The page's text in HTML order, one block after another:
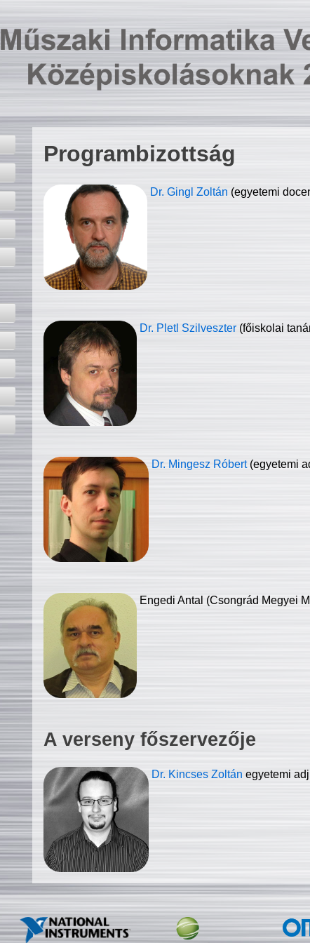
Programbizottság
Dr. Gingl Zoltán (egyetemi
Dr. Pletl Szilveszter (főiskolai
Dr. Mingesz Róbert (egyetemi
Engedi Antal (Csongrád Megyei
A verseny főszervezője
Dr. Kincses Zoltán egyetemi